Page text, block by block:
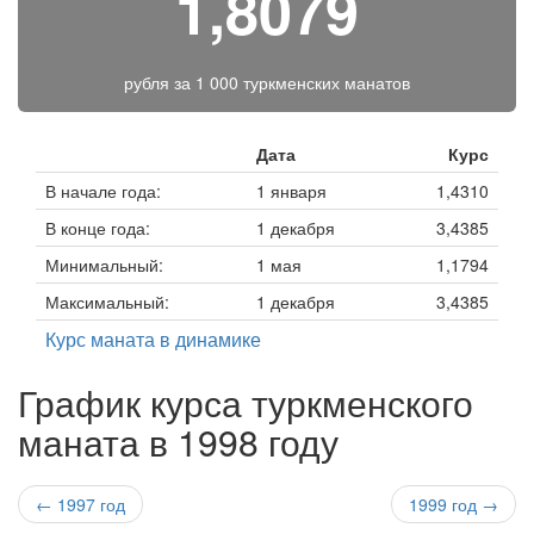
рубля за 1 000 туркменских манатов
Дата
Курс
В начале года:
1 января
1,4310
В конце года:
1 декабря
3,4385
Минимальный:
1 мая
1,1794
Максимальный:
1 декабря 3,4385
Курс маната в динамике
График курса туркменского
маната в 1998 году
← 1997 год 1999 год →